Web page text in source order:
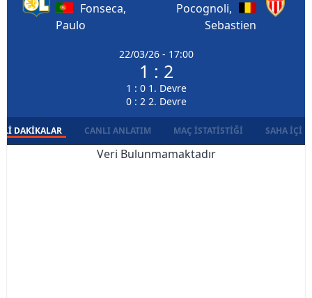
Fonseca,
Paulo
22/03/26 - 17:00
1 : 2
1 : 0 1. Devre
0 : 2 2. Devre
Pocognoli,
Sebastien
DAKIKALAR CANLI ANLATIM MAÇ İSTATISTIĞI SAHA İÇI
Veri Bulunmamaktadır